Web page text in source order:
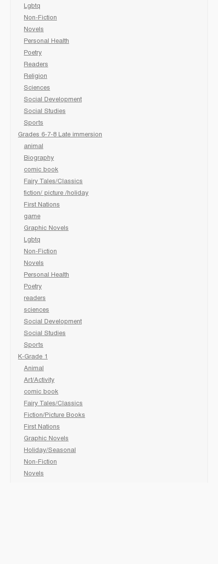
Lgbtq
Non-Fiction
Novels
Personal Health
Poetry
Readers
Religion
Sciences
Social Development
Social Studies
Sports
Grades 6-7-8 Late immersion
animal
Biography
comic book
Fairy Tales/Classics
fiction/ picture /holiday
First Nations
game
Graphic Novels
Lgbtq
Non-Fiction
Novels
Personal Health
Poetry
readers
sciences
Social Development
Social Studies
Sports
K-Grade 1
Animal
Art/Activity
comic book
Fairy Tales/Classics
Fiction/Picture Books
First Nations
Graphic Novels
Holiday/Seasonal
Non-Fiction
Novels